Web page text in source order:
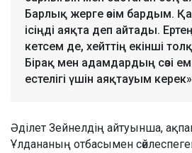
Барлық жерге өзім бардым.
ісіңді аяқта деп айтады.
кетсем де, хейттің екінші
Бірақ мен адамдардың сөзі
естелігі үшін аяқтауым
Әділет Зейнелдің айтуынша,
Ұлдананың отбасымен